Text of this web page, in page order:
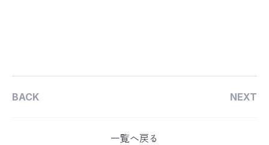
BACK
一覧へ戻る
NEXT